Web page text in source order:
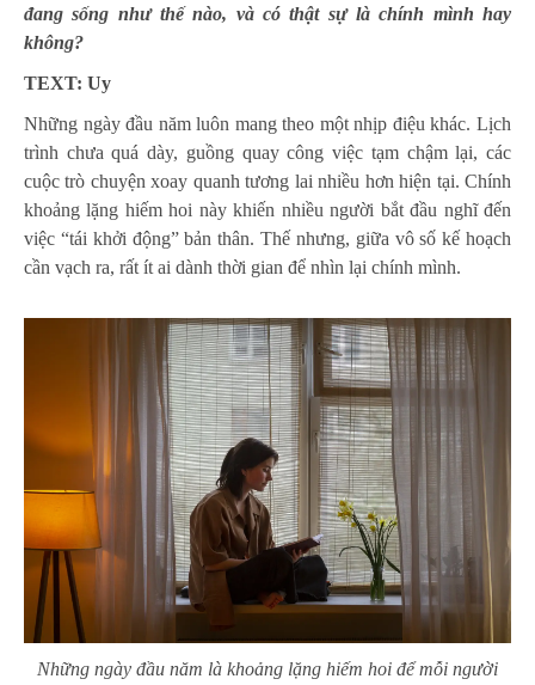
đang sống như thế nào, và có thật sự là chính mình hay
không?
TEXT: Uy
Những ngày đầu năm luôn mang theo một nhịp điệu khác. Lịch
trình chưa quá dày, guồng quay công việc tạm chậm lại, các
cuộc trò chuyện xoay quanh tương lai nhiều hơn hiện tại. Chính
khoảng lặng hiếm hoi này khiến nhiều người bắt đầu nghĩ đến
việc “tái khởi động” bản thân. Thế nhưng, giữa vô số kế hoạch
cần vạch ra, rất ít ai dành thời gian để nhìn lại chính mình.
Những ngày đầu năm là khoảng lặng hiếm hoi để mỗi người